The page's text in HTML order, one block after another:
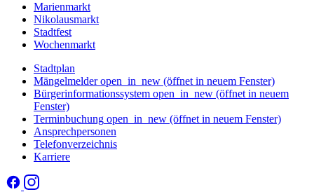
Marienmarkt
Nikolausmarkt
Stadtfest
Wochenmarkt
Stadtplan
Mängelmelder open_in_new (öffnet in neuem Fenster)
Bürgerinformationssystem open_in_new (öffnet in neuem
Fenster)
Terminbuchung open_in_new (öffnet in neuem Fenster)
Ansprechpersonen
Telefonverzeichnis
Karriere